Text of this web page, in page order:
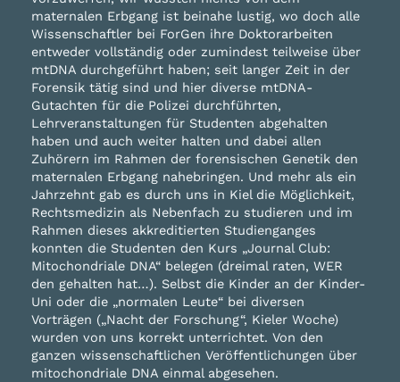
maternalen Erbgang ist beinahe lustig, wo doch alle
Wissenschaftler bei ForGen ihre Doktorarbeiten
entweder vollständig oder zumindest teilweise über
mtDNA durchgeführt haben; seit langer Zeit in der
Forensik tätig sind und hier diverse mtDNA-
Gutachten für die Polizei durchführten,
Lehrveranstaltungen für Studenten abgehalten
haben und auch weiter halten und dabei allen
Zuhörern im Rahmen der forensischen Genetik den
maternalen Erbgang nahebringen. Und mehr als ein
Jahrzehnt gab es durch uns in Kiel die Möglichkeit,
Rechtsmedizin als Nebenfach zu studieren und im
Rahmen dieses akkreditierten Studienganges
konnten die Studenten den Kurs „Journal Club:
Mitochondriale DNA“ belegen (dreimal raten, WER
den gehalten hat…). Selbst die Kinder an der Kinder-
Uni oder die „normalen Leute“ bei diversen
Vorträgen („Nacht der Forschung“, Kieler Woche)
wurden von uns korrekt unterrichtet. Von den
ganzen wissenschaftlichen Veröffentlichungen über
mitochondriale DNA einmal abgesehen.